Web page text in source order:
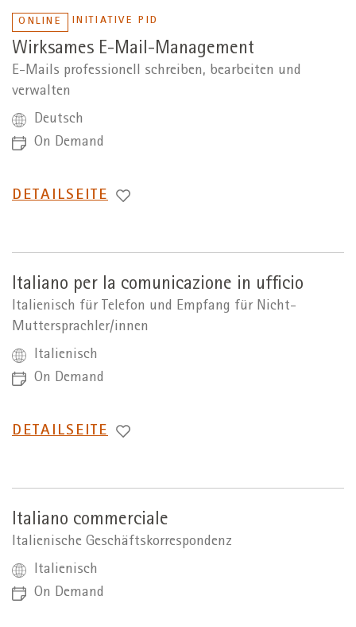
ONLINE INITIATIVE PID
Wirksames E-Mail-Management
E-Mails professionell schreiben, bearbeiten und
verwalten
Deutsch
On Demand
WECHSEL
DETAILSEITE
Italiano per la comunicazione in ufficio
Italienisch für Telefon und Empfang für Nicht-
Muttersprachler/innen
Italienisch
On Demand
WECHSEL
DETAILSEITE
Italiano commerciale
Italienische Geschäftskorrespondenz
Italienisch
On Demand